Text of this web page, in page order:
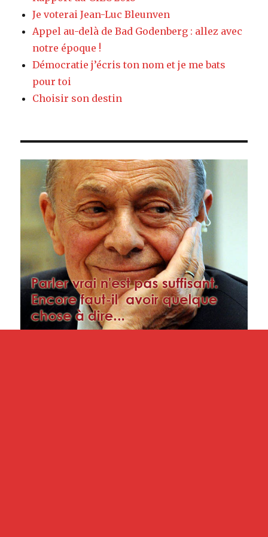
Je voterai Jean-Luc Bleunven
Appel au-delà de Bad Godenberg : allez avec
notre époque !
Démocratie j’écris ton nom et je me bats
pour toi
Choisir son destin